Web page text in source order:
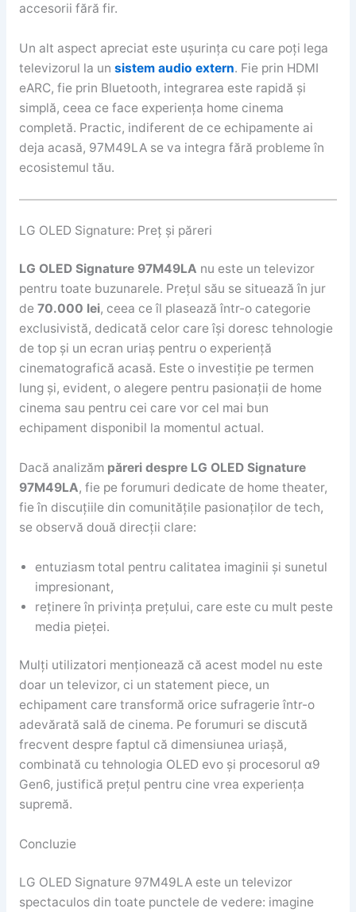
accesorii fără fir.
Un alt aspect apreciat este ușurința cu care poți lega
televizorul la un sistem audio extern. Fie prin HDMI
eARC, fie prin Bluetooth, integrarea este rapidă și
simplă, ceea ce face experiența home cinema
completă. Practic, indiferent de ce echipamente ai
deja acasă, 97M49LA se va integra fără probleme în
ecosistemul tău.
LG OLED Signature: Preț și păreri
LG OLED Signature 97M49LA nu este un televizor
pentru toate buzunarele. Prețul său se situează în jur
de 70.000 lei, ceea ce îl plasează într-o categorie
exclusivistă, dedicată celor care își doresc tehnologie
de top și un ecran uriaș pentru o experiență
cinematografică acasă. Este o investiție pe termen
lung și, evident, o alegere pentru pasionații de home
cinema sau pentru cei care vor cel mai bun
echipament disponibil la momentul actual.
Dacă analizăm păreri despre LG OLED Signature
97M49LA, fie pe forumuri dedicate de home theater,
fie în discuțiile din comunitățile pasionaților de tech,
se observă două direcții clare:
entuziasm total pentru calitatea imaginii și sunetul
impresionant,
reținere în privința prețului, care este cu mult peste
media pieței.
Mulți utilizatori menționează că acest model nu este
doar un televizor, ci un statement piece, un
echipament care transformă orice sufragerie într-o
adevărată sală de cinema. Pe forumuri se discută
frecvent despre faptul că dimensiunea uriașă,
combinată cu tehnologia OLED evo și procesorul α9
Gen6, justifică prețul pentru cine vrea experiența
supremă.
Concluzie
LG OLED Signature 97M49LA este un televizor
spectaculos din toate punctele de vedere: imagine